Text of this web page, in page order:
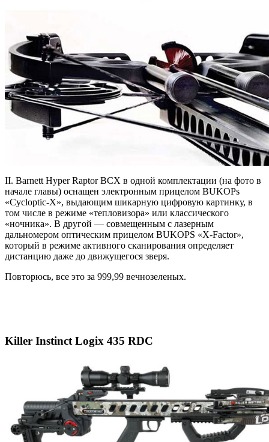
II. Barnett Hyper Raptor BCX в одной комплектации (на фото в
начале главы) оснащен электронным прицелом BUKOPs
«Cycloptic-X», выдающим шикарную цифровую картинку, в
том числе в режиме «тепловизора» или классического
«ночника». В другой — совмещенным с лазерным
дальномером оптическим прицелом BUKOPS «X-Factor»,
который в режиме активного сканирования определяет
дистанцию даже до движущегося зверя.
Повторюсь, все это за 999,99 вечнозеленых.
Killer Instinct Logix 435 RDC